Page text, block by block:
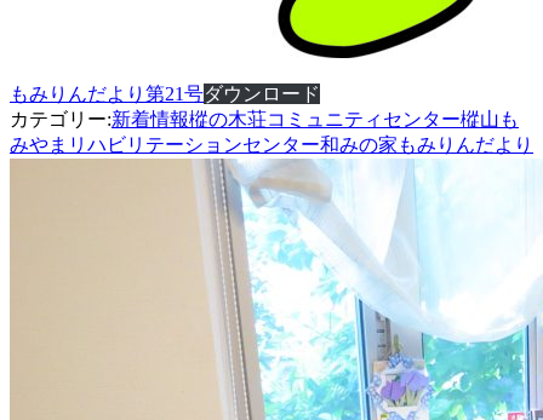
もみりんだより第21号ダウンロード
カテゴリー:新着情報樅の木荘コミュニティセンター樅山 も
みやまリハビリテーションセンター和みの家 もみりんだより